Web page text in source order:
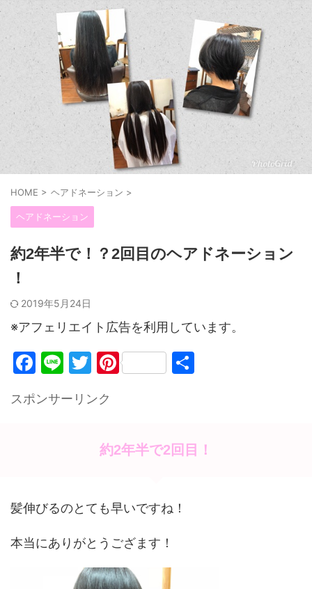
HOME > ヘアドネーション >
ヘアドネーション
約2年半で！？2回目のヘアドネーション
！
2019年5月24日
※アフェリエイト広告を利用しています。
F
c
o
k
Li
e
T
itt
Pi
st
スポンサーリンク
約2年半で2回目！
髪伸びるのとても早いですね！
本当にありがとうござます！